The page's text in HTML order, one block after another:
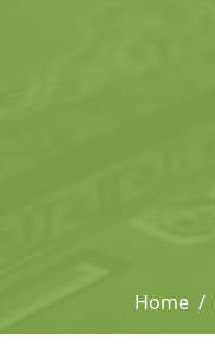
Home